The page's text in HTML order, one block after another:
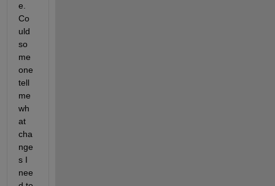
e.
Co
uld
so
me
one
tell
me
wh
at
cha
nge
s I
nee